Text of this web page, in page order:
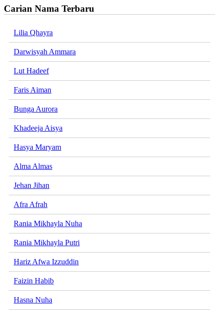
Carian Nama Terbaru
Lilia Qhayra
Darwisyah Ammara
Lut Hadeef
Faris Aiman
Bunga Aurora
Khadeeja Aisya
Hasya Maryam
Alma Almas
Jehan Jihan
Afra Afrah
Rania Mikhayla Nuha
Rania Mikhayla Putri
Hariz Afwa Izzuddin
Faizin Habib
Hasna Nuha